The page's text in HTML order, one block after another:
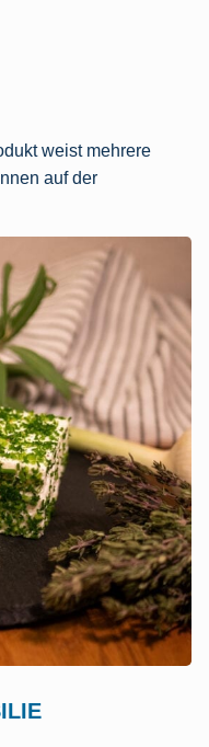
weist mehrere
auf der